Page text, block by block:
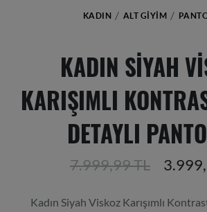
KADIN ALT GIYIM
KADIN SIYAH
KARIŞIMLI
DETAYLI
7.999,99 TL
Kadın Siyah Viskoz Karışımlı